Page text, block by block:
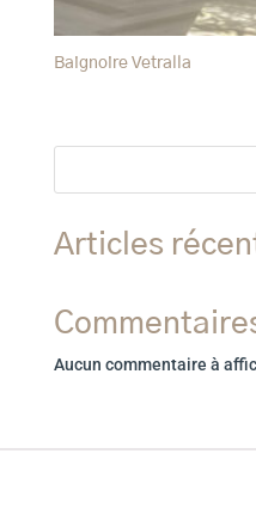
Baignoire Vetralla
Articles
Aucun commentaire à